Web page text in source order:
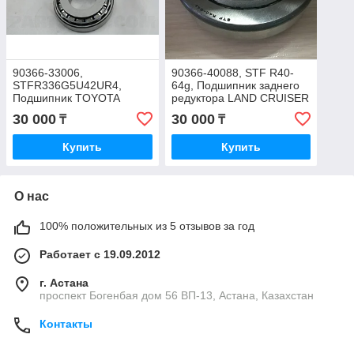
90366-33006,
STFR336G5U42UR4,
Подшипник TOYOTA
33*72*20,75, JAPAN
30 000 ₸
Купить
90366-40088, STF R40-
64g, Подшипник заднего
редуктора LAND CRUISER
100 UZJ100, 40*90*25*16,
NSK JAPAN
30 000₸
Купить
О нас
100% положительных из 5 отзывов за год
Работает с 19.09.2012
г. Астана
проспект Богенбая дом 56 ВП-13, Астана, Казахстан
Контакты